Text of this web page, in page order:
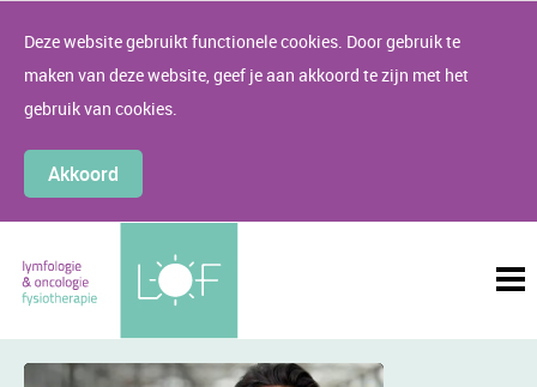
Deze website gebruikt functionele cookies. Door gebruik te
maken van deze website, geef je aan akkoord te zijn met het
gebruik van cookies.
Akkoord